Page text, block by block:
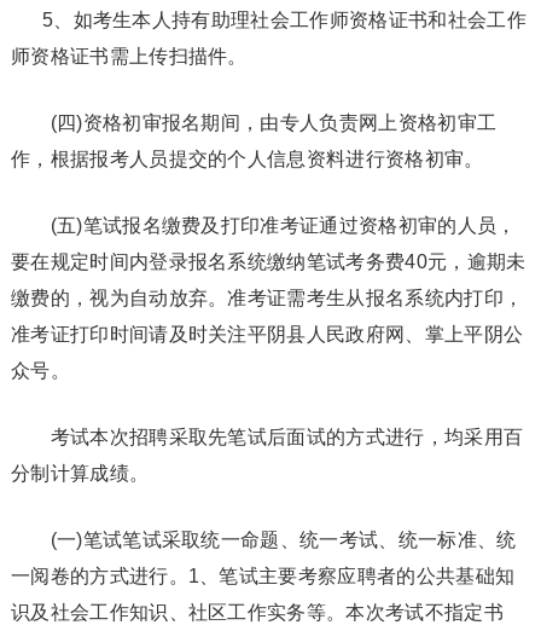
5、如考生本人持有助理社会工作师资格证书和社会工作
师资格证书需上传扫描件。
(四)资格初审报名期间，由专人负责网上资格初审工
作，根据报考人员提交的个人信息资料进行资格初审。
(五)笔试报名缴费及打印准考证通过资格初审的人员，
要在规定时间内登录报名系统缴纳笔试考务费40元，逾期未
缴费的，视为自动放弃。准考证需考生从报名系统内打印，
准考证打印时间请及时关注平阴县人民政府网、掌上平阴公
众号。
考试本次招聘采取先笔试后面试的方式进行，均采用百
分制计算成绩。
(一)笔试笔试采取统一命题、统一考试、统一标准、统
一阅卷的方式进行。1、笔试主要考察应聘者的公共基础知
识及社会工作知识、社区工作实务等。本次考试不指定书